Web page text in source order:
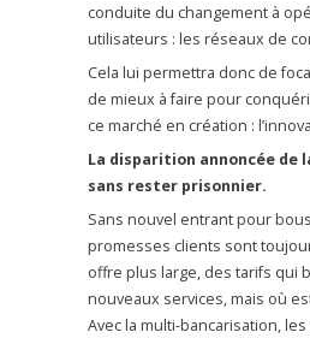
conduite du changement à
utilisateurs : les réseaux de
Cela lui permettra donc de
de mieux à faire pour
ce marché en création :
La disparition annoncée de
sans rester prisonnier.
Sans nouvel entrant pour
promesses clients sont
offre plus large, des tarifs qui
nouveaux services, mais où
Avec la multi-bancarisation,